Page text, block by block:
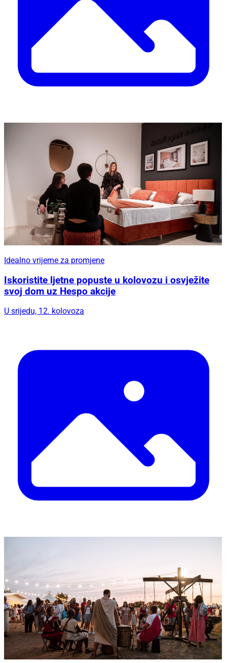
Idealno vrijeme za promjene
Iskoristite ljetne popuste u kolovozu i osvježite
svoj dom uz Hespo akcije
U srijedu, 12. kolovoza